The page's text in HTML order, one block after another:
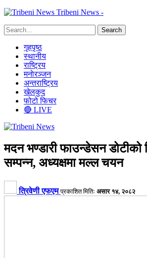
Tribeni News -
गृहपृष्ठ
स्थानीय
राष्ट्रिय
मनाेरञ्जन
अन्तराष्ट्रिय
खेलकुद
फोटो फिचर
🔴 LIVE
मदन भण्डारी फाउन्डेसन
सम्पन्न, अध्यक्षमा मल्ल चयन
त्रिवेणी एफएम प्रकाशित मितिः असार १४, २०८२